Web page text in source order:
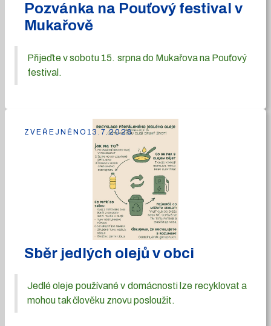
Pozvánka na Pouťový festival v
Mukařově
Přijeďte v sobotu 15. srpna do Mukařova na Pouťový
festival.
Sběr jedlých olejů v obci
Jedlé oleje používané v domácnosti lze recyklovat a
mohou tak člověku znovu posloužit.
ZVEŘEJNĚNO 13.7.2026